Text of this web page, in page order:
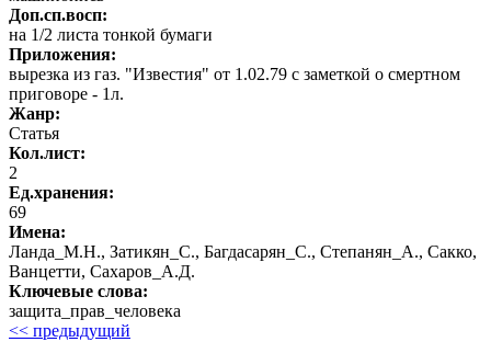
Доп.сп.восп:
на 1/2 листа тонкой бумаги
Приложения:
вырезка из газ. "Известия" от 1.02.79 с заметкой о смертном
приговоре - 1л.
Жанр:
Статья
Кол.лист:
2
Ед.хранения:
69
Имена:
Ланда_М.Н., Затикян_С., Багдасарян_С., Степанян_А., Сакко,
Ванцетти, Сахаров_А.Д.
Ключевые слова:
защита_прав_человека
<< предыдущий